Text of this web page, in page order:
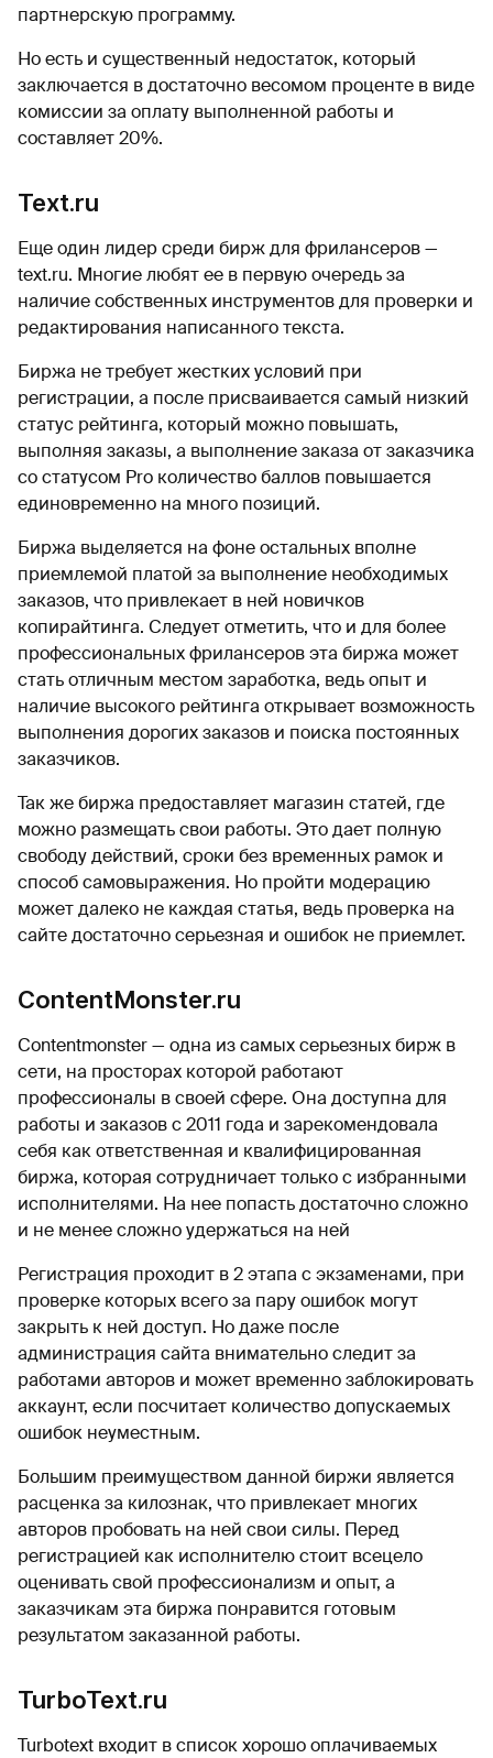
партнерскую программу.
Но есть и существенный недостаток, который
заключается в достаточно весомом проценте в виде
комиссии за оплату выполненной работы и
составляет 20%.
Text.ru
Еще один лидер среди бирж для фрилансеров —
text.ru. Многие любят ее в первую очередь за
наличие собственных инструментов для проверки и
редактирования написанного текста.
Биржа не требует жестких условий при
регистрации, а после присваивается самый низкий
статус рейтинга, который можно повышать,
выполняя заказы, а выполнение заказа от заказчика
со статусом Pro количество баллов повышается
единовременно на много позиций.
Биржа выделяется на фоне остальных вполне
приемлемой платой за выполнение необходимых
заказов, что привлекает в ней новичков
копирайтинга. Следует отметить, что и для более
профессиональных фрилансеров эта биржа может
стать отличным местом заработка, ведь опыт и
наличие высокого рейтинга открывает возможность
выполнения дорогих заказов и поиска постоянных
заказчиков.
Так же биржа предоставляет магазин статей, где
можно размещать свои работы. Это дает полную
свободу действий, сроки без временных рамок и
способ самовыражения. Но пройти модерацию
может далеко не каждая статья, ведь проверка на
сайте достаточно серьезная и ошибок не приемлет.
ContentMonster.ru
Contentmonster — одна из самых серьезных бирж в
сети, на просторах которой работают
профессионалы в своей сфере. Она доступна для
работы и заказов с 2011 года и зарекомендовала
себя как ответственная и квалифицированная
биржа, которая сотрудничает только с избранными
исполнителями. На нее попасть достаточно сложно
и не менее сложно удержаться на ней
Регистрация проходит в 2 этапа с экзаменами, при
проверке которых всего за пару ошибок могут
закрыть к ней доступ. Но даже после
администрация сайта внимательно следит за
работами авторов и может временно заблокировать
аккаунт, если посчитает количество допускаемых
ошибок неуместным.
Большим преимуществом данной биржи является
расценка за килознак, что привлекает многих
авторов пробовать на ней свои силы. Перед
регистрацией как исполнителю стоит всецело
оценивать свой профессионализм и опыт, а
заказчикам эта биржа понравится готовым
результатом заказанной работы.
TurboText.ru
Turbotext входит в список хорошо оплачиваемых